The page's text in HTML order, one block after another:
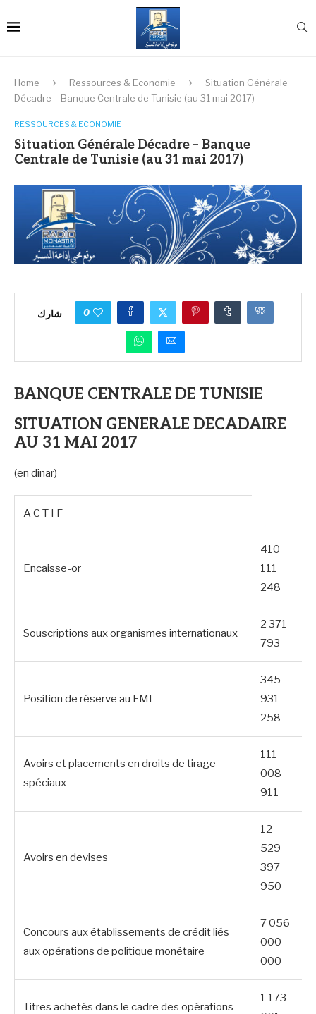
Home Ressources & Economie
Situation Générale
Décadre – Banque Centrale de Tunisie (au 31 mai 2017)
RESSOURCES & ECONOMIE
Situation Générale Décadre – Banque
Centrale de Tunisie (au 31 mai 2017)
شارك 0
BANQUE CENTRALE DE TUNISIE
SITUATION GENERALE DECADAIRE
AU 31 MAI 2017
(en dinar)
A C T I F
Encaisse-or
410
111
248
Souscriptions aux organismes internationaux
2 371
793
Position de réserve au FMI
345
931
258
Avoirs et placements en droits de tirage
spéciaux
111
008
911
Avoirs en devises
12
529
397
950
Concours aux établissements de crédit liés
aux opérations de politique monétaire
7 056
000
000
Titres achetés dans le cadre des opérations
1 173